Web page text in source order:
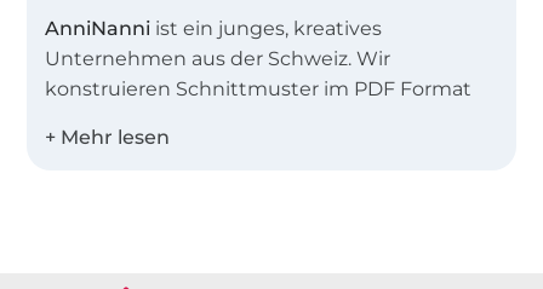
AnniNanni ist ein junges, kreatives
Unternehmen aus der Schweiz. Wir
konstruieren Schnittmuster im PDF Format
Fortgeschrittene und Nähanfänger. Jedes